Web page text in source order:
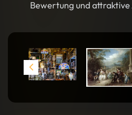
Bewertung und